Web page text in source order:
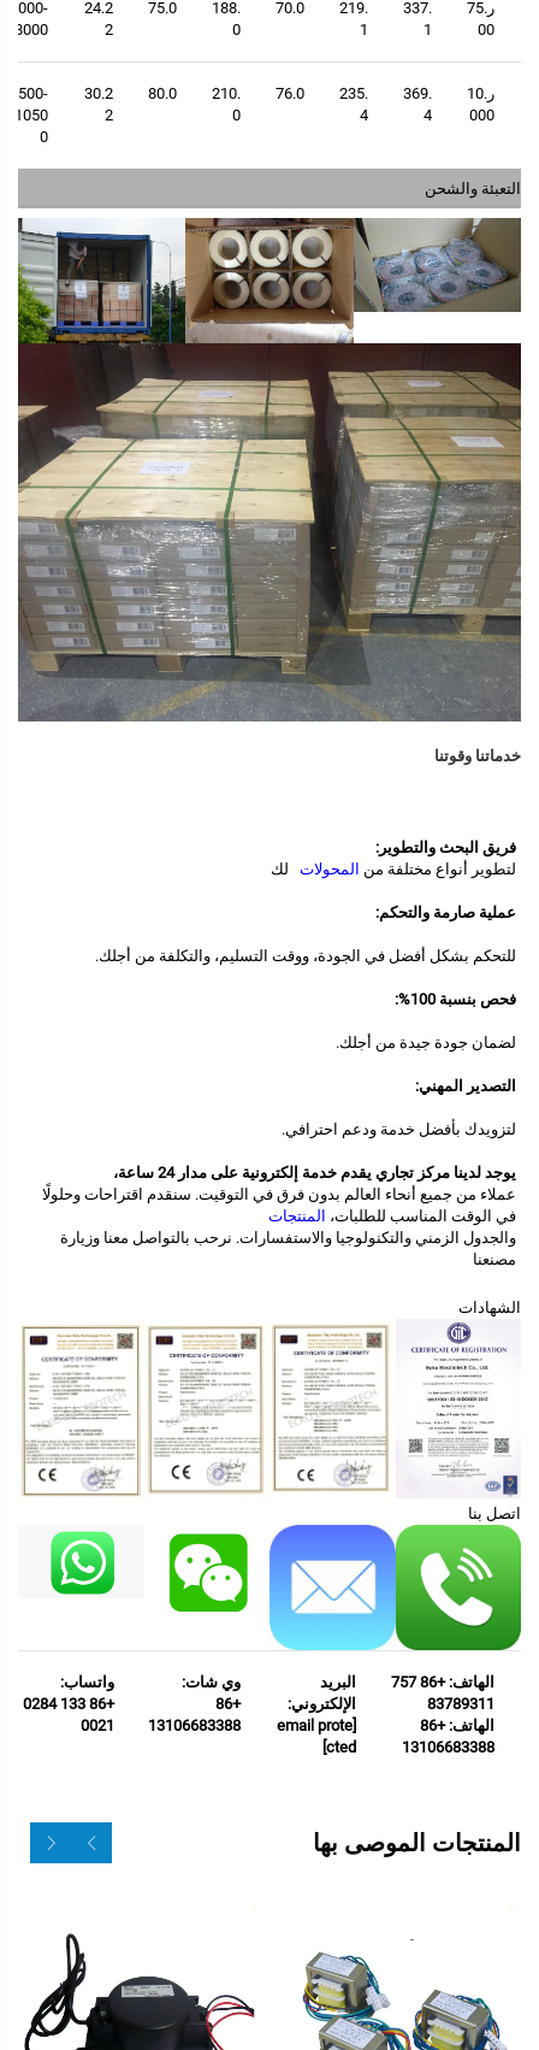
ر.75
00
337.
1
219.
1
70.0
188.
0
75.0
24.2
2
7000-
8000
ر.10
000
369.
4
235.
4
76.0
210.
0
80.0
30.2
2
9500-
1050
0
التعبئة والشحن
خدماتنا وقوتنا
فريق البحث والتطوير:
لتطوير أنواع مختلفة من المحولات لك
عملية صارمة والتحكم:
للتحكم بشكل أفضل في الجودة، ووقت التسليم، والتكلفة من أجلك.
فحص بنسبة 100%:
لضمان جودة جيدة من أجلك.
التصدير المهني:
لتزويدك بأفضل خدمة ودعم احترافي.
يوجد لدينا مركز تجاري يقدم خدمة إلكترونية على مدار 24 ساعة،
في الوقت المناسب للطلبات، المنتجات
مصنعنا
الشهادات
اتصل بنا
الهاتف: +86 757
83789311
الهاتف: +86
13106683388
البريد
الإلكتروني:
[email prote
cted]
وي شات:
+86
13106683388
واتساب:
+86 133 0284
0021
المنتجات الموصى بها